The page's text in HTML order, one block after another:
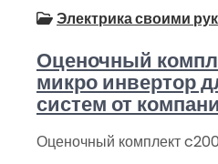
Электрика своими
Оценочный
микро инвертор
систем от
Оценочный комплект